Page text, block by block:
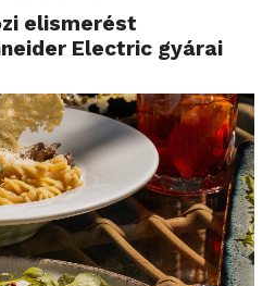
elismerést
Electric gyárai